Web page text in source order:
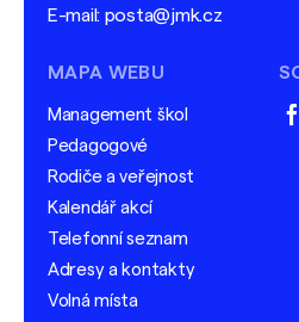
E-mail: posta@jmk.cz
MAPA WEBU
Management škol
Pedagogové
Rodiče a veřejnost
Kalendář akcí
Telefonní seznam
Adresy a kontakty
Volná místa